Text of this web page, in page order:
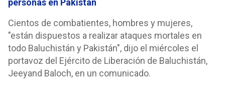
personas en Pakistán
Cientos de combatientes, hombres y mujeres,
"están dispuestos a realizar ataques mortales en
todo Baluchistán y Pakistán", dijo el miércoles el
portavoz del Ejército de Liberación de Baluchistán,
Jeeyand Baloch, en un comunicado.